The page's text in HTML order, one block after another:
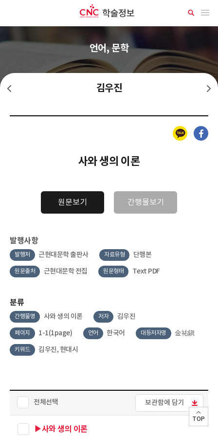
메뉴 열기
상
세
언어, 문학
김우진 김유정
카카오톡 페이스북
사와 생의 이론
원문보기 간행물보기
발행사항
발행처 근현대문학 출판사 자료유형 단행본
원문출처 근현대문학 전집 원문형태 Text PDF
분류
간행물명 사와 생의 이론 저자 김우진
페이지 1-1(1page) 언어 한국어 대등저자명 金祐鎭
키워드 김우진, 현대시
전체선택 보관함에 담기
▶사와 생의 이론
TOP